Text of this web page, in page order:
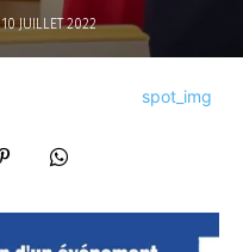
10 JUILLET 2022